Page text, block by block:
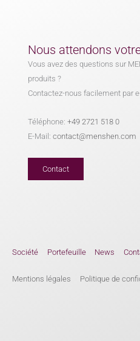
Nous attendons
Vous avez des questions sur
produits ?
Contactez-nous facilement par
Téléphone:+49 2721 518 0
E-Mail:contact@menshen.com
Contact
Société Portefeuille News
Mentions légales Politique de